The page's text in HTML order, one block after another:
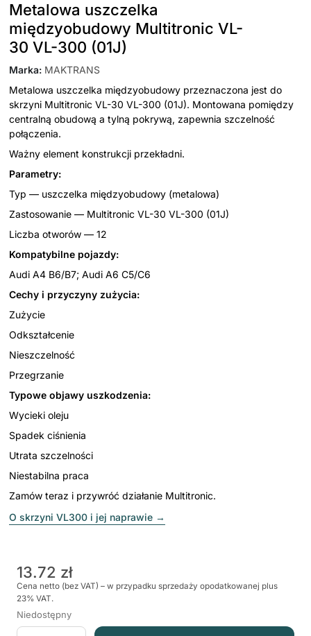
Metalowa uszczelka
międzyobudowy Multitronic VL-
30 VL-300 (01J)
Marka: MAKTRANS
Metalowa uszczelka międzyobudowy przeznaczona jest do
skrzyni Multitronic VL-30 VL-300 (01J). Montowana pomiędzy
centralną obudową a tylną pokrywą, zapewnia szczelność
połączenia.
Ważny element konstrukcji przekładni.
Parametry:
Typ — uszczelka międzyobudowy (metalowa)
Zastosowanie — Multitronic VL-30 VL-300 (01J)
Liczba otworów — 12
Kompatybilne pojazdy:
Audi A4 B6/B7; Audi A6 C5/C6
Cechy i przyczyny zużycia:
Zużycie
Odkształcenie
Nieszczelność
Przegrzanie
Typowe objawy uszkodzenia:
Wycieki oleju
Spadek ciśnienia
Utrata szczelności
Niestabilna praca
Zamów teraz i przywróć działanie Multitronic.
O skrzyni VL300 i jej naprawie →
13.72 zł
Cena netto (bez VAT) – w przypadku sprzedaży opodatkowanej plus
23% VAT.
Niedostępny